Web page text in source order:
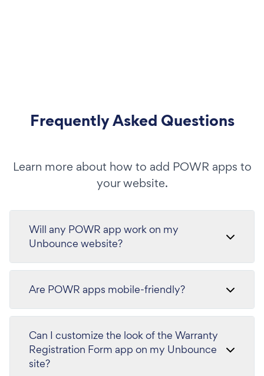
Frequently Asked Questions
Learn more about how to add POWR apps to
your website.
Will any POWR app work on my
Unbounce website?
Are POWR apps mobile-friendly?
Can I customize the look of the Warranty
Registration Form app on my Unbounce
site?